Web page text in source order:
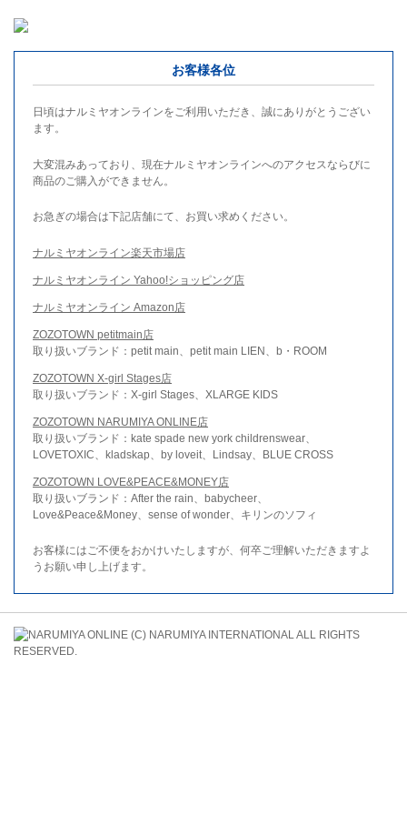
お客様各位
日頃はナルミヤオンラインをご利用いただき、誠にありがとうござい
ます。
大変混みあっており、現在ナルミヤオンラインへのアクセスならびに
商品のご購入ができません。
お急ぎの場合は下記店舗にて、お買い求めください。
ナルミヤオンライン楽天市場店
ナルミヤオンライン Yahoo!ショッピング店
ナルミヤオンライン Amazon店
ZOZOTOWN petitmain店
取り扱いブランド：petit main、petit main LIEN、b・ROOM
ZOZOTOWN X-girl Stages店
取り扱いブランド：X-girl Stages、XLARGE KIDS
ZOZOTOWN NARUMIYA ONLINE店
取り扱いブランド：kate spade new york childrenswear、
LOVETOXIC、kladskap、by loveit、Lindsay、BLUE CROSS
ZOZOTOWN LOVE&PEACE&MONEY店
取り扱いブランド：After the rain、babycheer、
Love&Peace&Money、sense of wonder、キリンのソフィ
お客様にはご不便をおかけいたしますが、何卒ご理解いただきますよ
うお願い申し上げます。